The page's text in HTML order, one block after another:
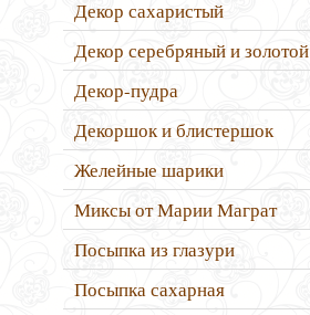
Декор сахаристый
Декор серебряный и золотой
Декор-пудра
Декоршок и блистершок
Желейные шарики
Миксы от Марии Маграт
Посыпка из глазури
Посыпка сахарная